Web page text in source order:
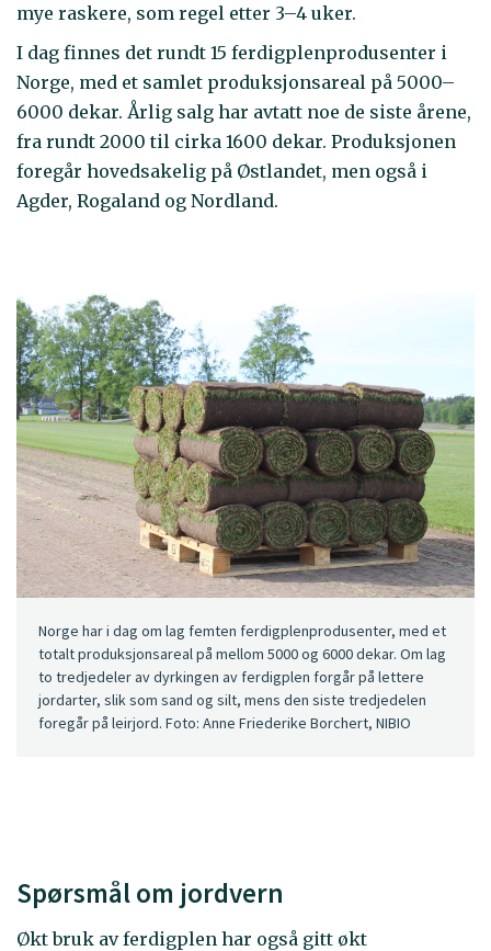
mye raskere, som regel etter 3–4 uker.
I dag finnes det rundt 15 ferdigplenprodusenter i
Norge, med et samlet produksjonsareal på 5000–
6000 dekar. Årlig salg har avtatt noe de siste årene,
fra rundt 2000 til cirka 1600 dekar. Produksjonen
foregår hovedsakelig på Østlandet, men også i
Agder, Rogaland og Nordland.
Norge har i dag om lag femten ferdigplenprodusenter, med et
totalt produksjonsareal på mellom 5000 og 6000 dekar. Om lag
to tredjedeler av dyrkingen av ferdigplen forgår på lettere
jordarter, slik som sand og silt, mens den siste tredjedelen
foregår på leirjord. Foto: Anne Friederike Borchert, NIBIO
Spørsmål om jordvern
Økt bruk av ferdigplen har også gitt økt